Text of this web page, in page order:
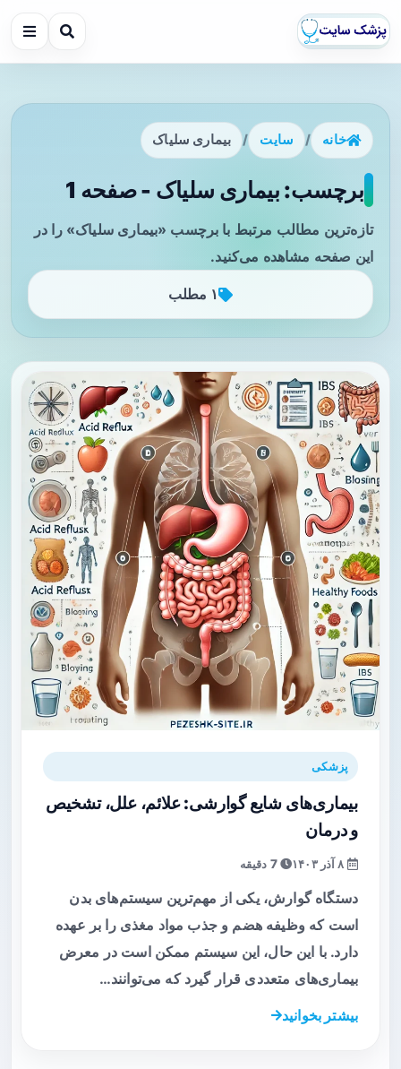
خانه / سایت / بیماری سلیاک
برچسب: بیماری سلیاک - صفحه 1
تازه‌ترین مطالب مرتبط با برچسب «بیماری سلیاک» را در
این صفحه مشاهده می‌کنید.
۱ مطلب
پزشکی
بیماری‌های شایع گوارشی: علائم، علل، تشخیص
و درمان
7 دقیقه
دستگاه گوارش، یکی از مهم‌ترین سیستم‌های بدن
است که وظیفه هضم و جذب مواد مغذی را بر عهده
دارد. با این حال، این سیستم ممکن است در معرض
بیماری‌های متعددی قرار گیرد که می‌توانند…
بیشتر بخوانید